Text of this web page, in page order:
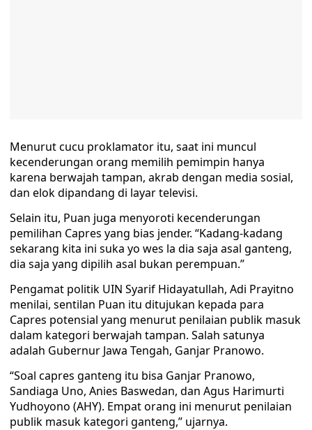
Menurut cucu proklamator itu, saat ini muncul
kecenderungan orang memilih pemimpin hanya
karena berwajah tampan, akrab dengan media sosial,
dan elok dipandang di layar televisi.
Selain itu, Puan juga menyoroti kecenderungan
pemilihan Capres yang bias jender. “Kadang-kadang
sekarang kita ini suka yo wes la dia saja asal ganteng,
dia saja yang dipilih asal bukan perempuan.”
Pengamat politik UIN Syarif Hidayatullah, Adi Prayitno
menilai, sentilan Puan itu ditujukan kepada para
Capres potensial yang menurut penilaian publik masuk
dalam kategori berwajah tampan. Salah satunya
adalah Gubernur Jawa Tengah, Ganjar Pranowo.
“Soal capres ganteng itu bisa Ganjar Pranowo,
Sandiaga Uno, Anies Baswedan, dan Agus Harimurti
Yudhoyono (AHY). Empat orang ini menurut penilaian
publik masuk kategori ganteng,” ujarnya.